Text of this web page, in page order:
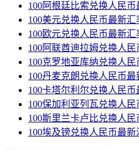
100阿根廷比索兑换人民币
100美元兑换人民币最新汇
100欧元兑换人民币最新汇
100阿联酋迪拉姆兑换人
100克罗地亚库纳兑换人
100丹麦克朗兑换人民币最
100卡塔尔利尔兑换人民币
100保加利亚列瓦兑换人
100斯里兰卡卢比兑换人
100埃及镑兑换人民币最新